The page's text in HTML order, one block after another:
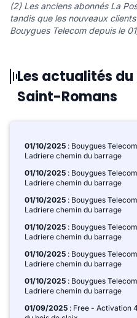
(2) Les anciens abonnés La
tandis que les nouveaux
Bouygues Telecom depuis le
Les actualités
Saint-Romans
01/10/2025 : Bouygues
Ladriere chemin du barrage
01/10/2025 : Bouygues
Ladriere chemin du barrage
01/10/2025 : Bouygues
Ladriere chemin du barrage
01/10/2025 : Bouygues
Ladriere chemin du barrage
01/10/2025 : Bouygues
Ladriere chemin du barrage
01/10/2025 : Bouygues
Ladriere chemin du barrage
01/09/2025 : Free - Activation